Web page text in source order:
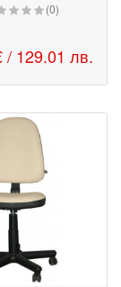
(0)
/ 129.01 лв.